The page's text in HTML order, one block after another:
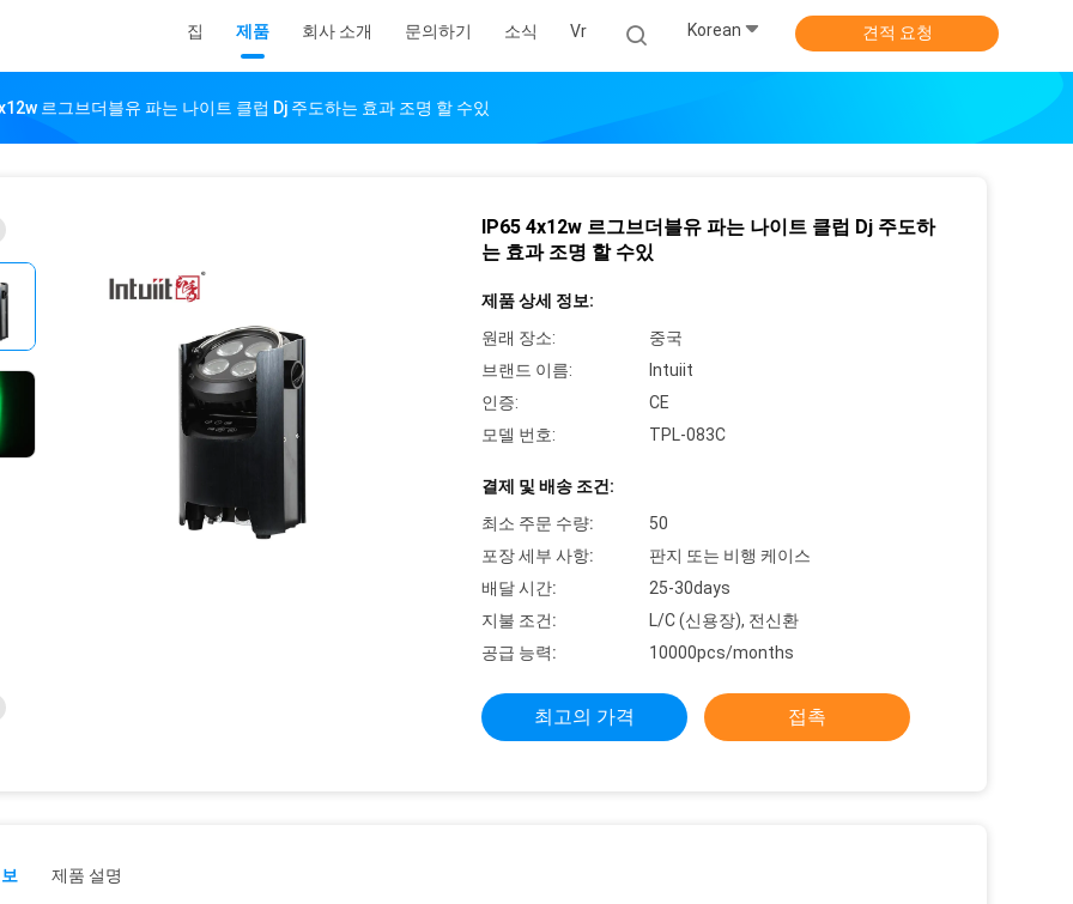
집 제품 회사 소개 문의하기 소식 Vr Korean 견적 요청
르그브더블유 파는 나이트 클럽 Dj 주도하는 효과 조명 할 수있
IP65 4x12w 르그브더블유 파는 나이트 클럽 Dj 주도하
는 효과 조명 할 수있
제품 상세 정보:
원래 장소:
중국
브랜드 이름:
Intuiit
인증:
CE
모델 번호:
TPL-083C
결제 및 배송 조건:
최소 주문 수량:
50
포장 세부 사항:
판지 또는 비행 케이스
배달 시간:
25-30days
지불 조건:
L/C (신용장), 전신환
공급 능력:
10000pcs/months
최고의 가격 접촉
제품 설명